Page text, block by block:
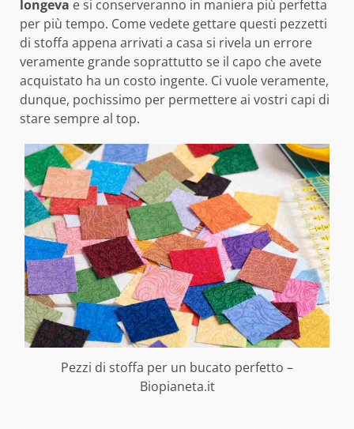
longeva e si conserveranno in maniera più perfetta
per più tempo. Come vedete gettare questi pezzetti
di stoffa appena arrivati a casa si rivela un errore
veramente grande soprattutto se il capo che avete
acquistato ha un costo ingente. Ci vuole veramente,
dunque, pochissimo per permettere ai vostri capi di
stare sempre al top.
Pezzi di stoffa per un bucato perfetto –
Biopianeta.it